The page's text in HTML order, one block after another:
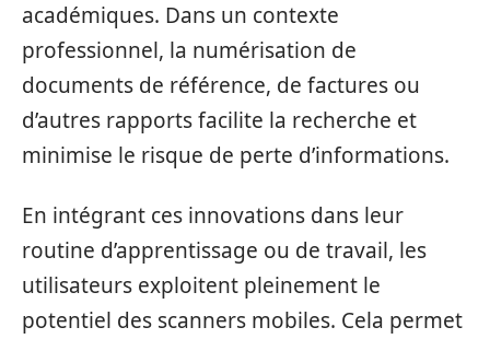
académiques. Dans un contexte
professionnel, la numérisation de
documents de référence, de factures ou
d’autres rapports facilite la recherche et
minimise le risque de perte d’informations.
En intégrant ces innovations dans leur
routine d’apprentissage ou de travail, les
utilisateurs exploitent pleinement le
potentiel des scanners mobiles. Cela permet